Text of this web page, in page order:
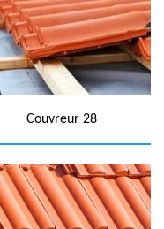
Couvreur 28